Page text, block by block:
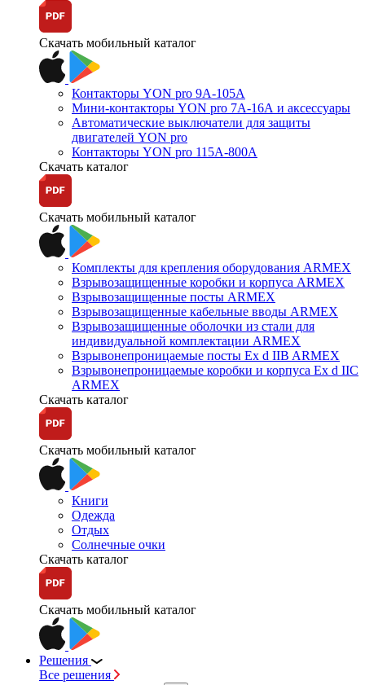
Скачать мобильный каталог
Контакторы YON pro 9А-105А
Мини-контакторы YON pro 7А-16А и аксессуары
Автоматические выключатели для защиты
двигателей YON pro
Контакторы YON pro 115А-800А
Скачать каталог
Скачать мобильный каталог
Комплекты для крепления оборудования ARMEX
Взрывозащищенные коробки и корпуса ARMEX
Взрывозащищенные посты ARMEX
Взрывозащищенные кабельные вводы ARMEX
Взрывозащищенные оболочки из стали для
индивидуальной комплектации ARMEX
Взрывонепроницаемые посты Ex d IIB ARMEX
Взрывонепроницаемые коробки и корпуса Ex d IIС
ARMEX
Скачать каталог
Скачать мобильный каталог
Книги
Одежда
Отдых
Солнечные очки
Скачать каталог
Скачать мобильный каталог
Решения
Все решения